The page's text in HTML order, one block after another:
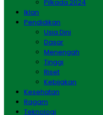
Pilkada 2024
Iklan
Pendidikan
Usia Dini
Dasar
Menengah
Tinggi
Riset
Kebijakan
Kesehatan
Ragam
Teknologi